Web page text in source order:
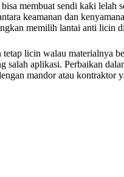
membuat sendi kaki lelah
keamanan dan
memilih lantai anti licin
tetap licin walau materialnya
salah aplikasi. Perbaikan
mandor atau kontraktor